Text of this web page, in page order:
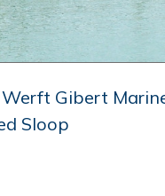
Gibert
Sloop